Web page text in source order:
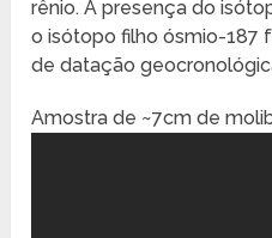
rênio. A presença do
o isótopo filho ósmio-187
de datação
Amostra de ~7cm de